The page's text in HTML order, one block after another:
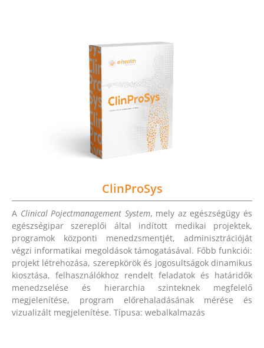
ClinProSys
A Clinical Pojectmanagement System, mely az egészségügy és
egészségipar szereplői által indított medikai projektek,
programok központi menedzsmentjét, adminisztrációját
végzi informatikai megoldások támogatásával. Főbb funkciói:
projekt létrehozása, szerepkörök és jogosultságok dinamikus
kiosztása, felhasználókhoz rendelt feladatok és határidők
menedzselése és hierarchia szinteknek megfelelő
megjelenítése, program előrehaladásának mérése és
vizualizált megjelenítése. Típusa: webalkalmazás